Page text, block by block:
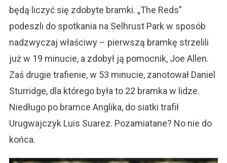
będą liczyć się zdobyte bramki. „The Reds”
podeszli do spotkania na Selhrust Park w sposób
nadzwyczaj właściwy – pierwszą bramkę strzelili
już w 19 minucie, a zdobył ją pomocnik, Joe Allen.
Zaś drugie trafienie, w 53 minucie, zanotował Daniel
Sturridge, dla którego była to 22 bramka w lidze.
Niedługo po bramce Anglika, do siatki trafił
Urugwajczyk Luis Suarez. Pozamiatane? No nie do
końca.